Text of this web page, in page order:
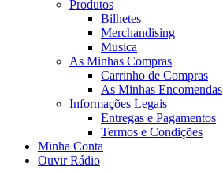
Produtos
Bilhetes
Merchandising
Musica
As Minhas Compras
Carrinho de Compras
As Minhas Encomendas
Informações Legais
Entregas e Pagamentos
Termos e Condições
Minha Conta
Ouvir Rádio